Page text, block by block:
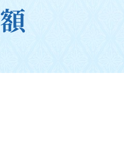
ランドバッグ
ランド時計